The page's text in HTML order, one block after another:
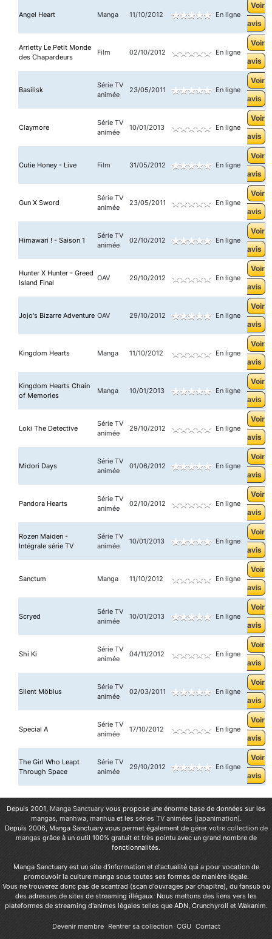
Angel Heart Manga 11/10/2012 En ligne
Voir
avis
Arrietty Le Petit Monde
des Chapardeurs
Film 02/10/2012 En ligne
Voir
avis
Basilisk
Série TV
animée
23/05/2011 En ligne
Voir
avis
Claymore
Série TV
animée
10/01/2013 En ligne
Voir
avis
Cutie Honey - Live Film 31/05/2012 En ligne
Voir
avis
Gun X Sword
Série TV
animée
23/05/2011 En ligne
Voir
avis
Himawari ! - Saison 1
Série TV
animée
02/10/2012 En ligne
Voir
avis
Hunter X Hunter - Greed
Island Final
OAV 29/10/2012 En ligne
Voir
avis
Jojo's Bizarre Adventure OAV 29/10/2012 En ligne
Voir
avis
Kingdom Hearts Manga 11/10/2012 En ligne
Voir
avis
Kingdom Hearts Chain
of Memories
Manga 10/01/2013 En ligne
Voir
avis
Loki The Detective
Série TV
animée
29/10/2012 En ligne
Voir
avis
Midori Days
Série TV
animée
01/06/2012 En ligne
Voir
avis
Pandora Hearts
Série TV
animée
02/10/2012 En ligne
Voir
avis
Rozen Maiden -
Intégrale série TV
Série TV
animée
10/01/2013 En ligne
Voir
avis
Sanctum Manga 11/10/2012 En ligne
Voir
avis
Scryed
Série TV
animée
10/01/2013 En ligne
Voir
avis
Shi Ki
Série TV
animée
04/11/2012 En ligne
Voir
avis
Silent Möbius
Série TV
animée
02/03/2011 En ligne
Voir
avis
Special A
Série TV
animée
17/10/2012 En ligne
Voir
avis
The Girl Who Leapt
Through Space
Série TV
animée
29/10/2012 En ligne
Voir
avis
Depuis 2001, Manga Sanctuary vous propose une énorme base de données sur les
mangas, manhwa, manhuaet les séries TV animées (japanimation).
Depuis 2006, Manga Sanctuary vous permet également de gérer votre collection de
mangas grâce à un outil 100% gratuit et très pointu avec un grand nombre de
fonctionnalités.
Manga Sanctuary est un site d'information et d'actualité qui a pour vocation de
promouvoir la culture manga sous toutes ses formes de manière légale.
Vous ne trouverez donc pas de scantrad (scan d'ouvrages par chapitre), du fansub ou
des adresses de sites de streaming illégaux. Nous mettons des liens vers les
plateformes de streaming d'animes légales telles que ADN, Crunchyroll et Wakanim.
Devenir membre Rentrer sa collection CGU Contact